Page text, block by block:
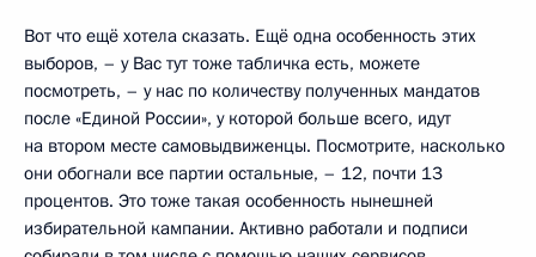
Вот что ещё хотела сказать. Ещё одна особенность этих
выборов, – у Вас тут тоже табличка есть, можете
посмотреть, – у нас по количеству полученных мандатов
после «Единой России», у которой больше всего, идут
на втором месте самовыдвиженцы. Посмотрите, насколько
они обогнали все партии остальные, – 12, почти 13
процентов. Это тоже такая особенность нынешней
избирательной кампании. Активно работали и подписи